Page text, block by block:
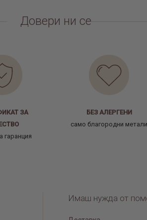
Довери ни се
ЗА
гаранция
БЕЗ АЛЕРГЕНИ
само благородни метали
Имаш нужда от